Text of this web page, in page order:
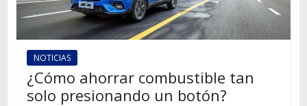
NOTICIAS
¿Cómo ahorrar combustible tan
solo presionando un botón?